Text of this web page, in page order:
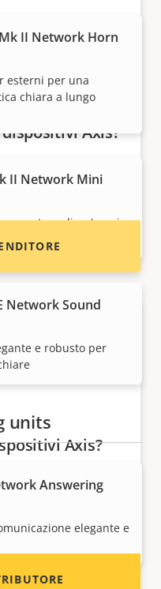
Mk II Network Horn
esterni per una
chiara a lungo
II Network Mini
copertura di un'ampia
Network Sound
e robusto per
units
Answering
elegante e
Axis?
e sistemi Axis.
Axis?
un rivenditore?
contatto per i
e sistemi Axis.